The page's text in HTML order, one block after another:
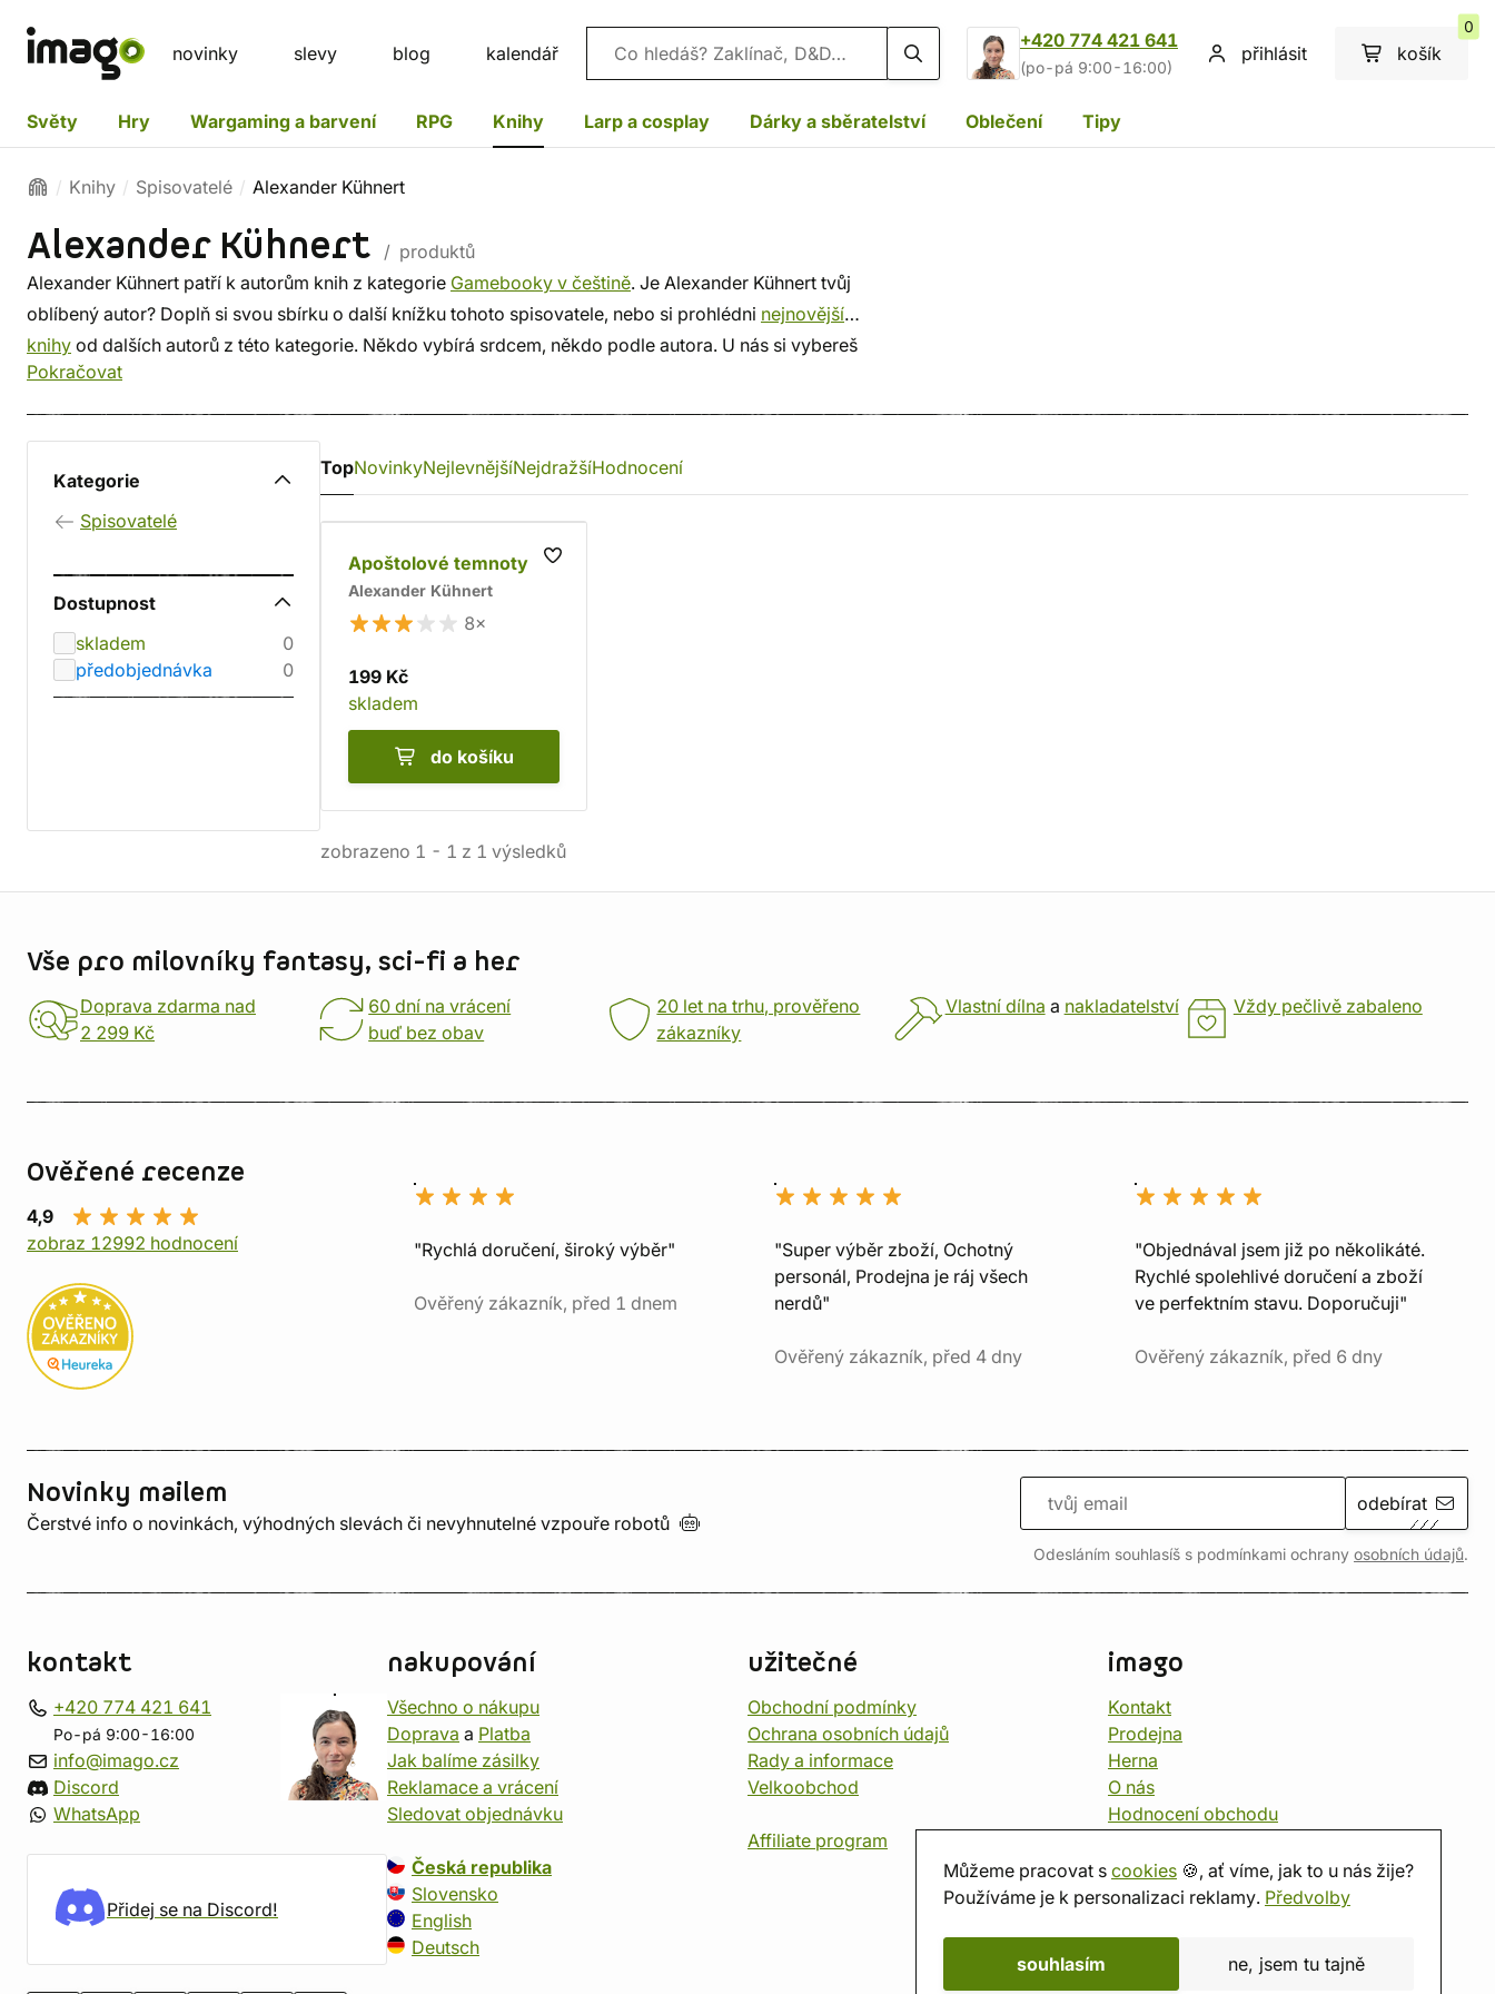
novinky slevy blog kalendář Vyhledávání
+420 774 421 641
(po-pá 9:00-16:00)
přihlásit košík
0
Světy Hry Wargaming a barvení RPG Knihy Larp a cosplay Dárky a sběratelství Oblečení Tipy
Knihy Spisovatelé Alexander Kühnert
Alexander Kühnert
/ produktů
Alexander Kühnert patří k autorům knih z kategorie Gamebooky v češtině. Je Alexander Kühnert tvůj
oblíbený autor? Doplň si svou sbírku o další knížku tohoto spisovatele, nebo si prohlédni nejnovější
knihy od dalších autorů z této kategorie. Někdo vybírá srdcem, někdo podle autora. U nás si vybereš
z méně známých i z těch proslulých. ✔️ Nabízíme levnou dopravu, rychlé dodání a bezpečný nákup!
Pokračovat
Kategorie
Spisovatelé
Dostupnost
skladem
0
předobjednávka
0
TopNovinkyNejlevnějšíNejdražšíHodnocení
Apoštolové temnoty
Alexander Kühnert
8×
199 Kč
skladem
do košíku
zobrazeno 1 - 1 z 1 výsledků
Můžeme pracovat s cookies 🍪, ať víme, jak to u nás žije?
Používáme je k personalizaci reklamy. Předvolby
souhlasím ne, jsem tu tajně
Vše pro milovníky fantasy, sci-fi a her
Doprava zdarma nad
2 299 Kč
60 dní na vrácení
buď bez obav
20 let na trhu, prověřeno
zákazníky
Vlastní dílna a nakladatelství Vždy pečlivě zabaleno
Ověřené recenze
4,9
zobraz 12992 hodnocení
"Rychlá doručení, široký výběr"
Ověřený zákazník, před 1 dnem
"Super výběr zboží, Ochotný
personál, Prodejna je ráj všech
nerdů"
Ověřený zákazník, před 4 dny
"Objednával jsem již po několikáté.
Rychlé spolehlivé doručení a zboží
ve perfektním stavu. Doporučuji"
Ověřený zákazník, před 6 dny
Novinky mailem
Čerstvé info o novinkách, výhodných slevách či nevyhnutelné vzpouře robotů
odebírat
Odesláním souhlasíš s podmínkami ochrany osobních údajů.
kontakt
+420 774 421 641
Po-pá 9:00-16:00
info@imago.cz
Discord
WhatsApp
Přidej se na Discord!
nakupování
Všechno o nákupu
Doprava a Platba
Jak balíme zásilky
Reklamace a vrácení
Sledovat objednávku
Česká republika
Slovensko
English
Deutsch
užitečné
Obchodní podmínky
Ochrana osobních údajů
Rady a informace
Velkoobchod
Affiliate program
imago
Kontakt
Prodejna
Herna
O nás
Hodnocení obchodu
Kalendář
imago.blog